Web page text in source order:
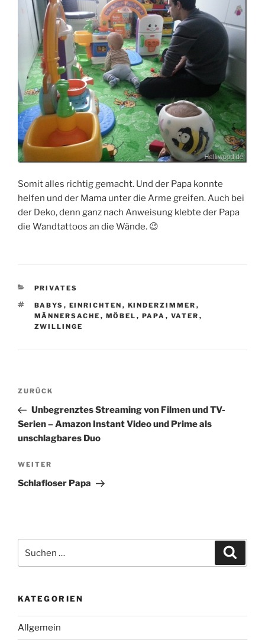
Somit alles richtig gemacht. Und der Papa konnte
helfen und der Mama unter die Arme greifen. Auch bei
der Deko, denn ganz nach Anweisung klebte der Papa
die Wandtattoos an die Wände. 😉
KATEGORIEN
PRIVATES
SCHLAGWÖRTER
BABYS , EINRICHTEN , KINDERZIMMER ,
MÄNNERSACHE , MÖBEL , PAPA , VATER ,
ZWILLINGE
Beitragsnavigation
Vorheriger
Beitrag
ZURÜCK
Unbegrenztes Streaming von Filmen und TV-
Serien – Amazon Instant Video und Prime als
unschlagbares Duo
Nächster
Beitrag
WEITER
Schlafloser Papa
nach:
KATEGORIEN
Allgemein